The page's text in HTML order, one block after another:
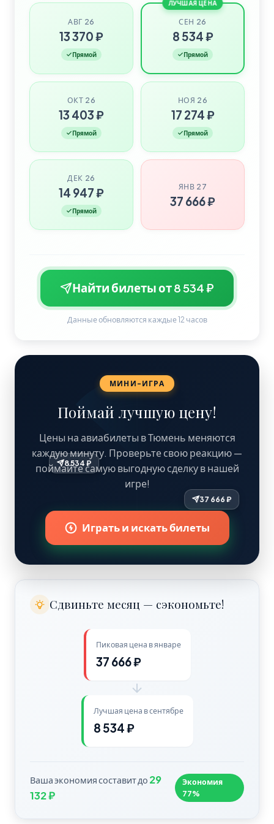
АВГ 26
13 370 ₽
Прямой
ЛУЧШАЯ ЦЕНА
СЕН 26
8 534 ₽
Прямой
ОКТ 26
13 403 ₽
Прямой
НОЯ 26
17 274 ₽
Прямой
ДЕК 26
14 947 ₽
Прямой
ЯНВ 27
37 666 ₽
Найти билеты от 8 534 ₽
Данные обновляются каждые 12 часов
МИНИ-ИГРА
Поймай лучшую цену!
Цены на авиабилеты в Тюмень меняются
каждую минуту. Проверьте свою реакцию —
поймайте самую выгодную сделку в нашей
игре!
Играть и искать билеты
Сдвиньте месяц — сэкономьте!
Пиковая цена в январе
37 666 ₽
Лучшая цена в сентябре
8 534 ₽
Ваша экономия составит до 29
132 ₽
Экономия
77%